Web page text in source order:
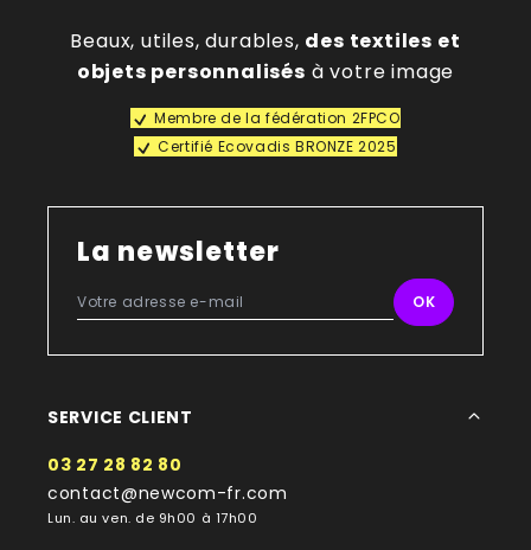
Beaux, utiles, durables, des textiles et
objets personnalisés à votre image
Membre de la fédération 2FPCO
Certifié Ecovadis BRONZE 2025
La newsletter
SERVICE CLIENT
03 27 28 82 80
contact@newcom-fr.com
Lun. au ven. de 9h00 à 17h00